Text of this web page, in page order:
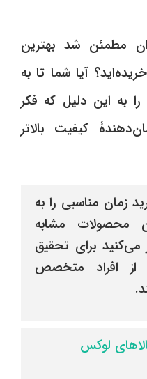
مطمئن شد بهترین
آیا ‌شما تا به
به این دلیل که فکر
کیفیت بالاتر
زمان مناسبی را به
محصولات مشابه
برای تحقیق
از افراد متخصص
لوکس